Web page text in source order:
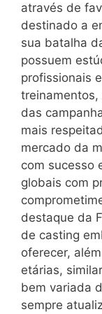
através de
destinado a
sua batalha
possuem
profissionais
treinamentos,
das
mais
mercado da
com sucesso
globais com
destaque da
de casting
oferecer,
etárias,
bem variada
sempre